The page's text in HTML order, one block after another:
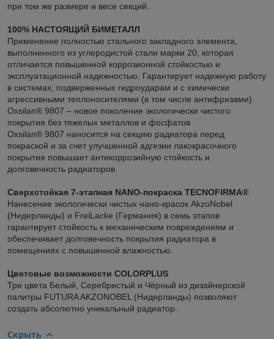
при том же размере и весе секций.
100% НАСТОЯЩИЙ БИМЕТАЛЛ
Применение полностью стального закладного элемента,
выполненного из углеродистой стали марки 20, которая
отличается повышенной коррозионной стойкостью и
эксплуатационной надежностью. Гарантирует надежную работу
в системах, подверженных гидроударам и с химически
агрессивными теплоносителями (в том числе антифризами).
Oxsilan® 9807 – новое поколение экологически чистого
покрытия без тяжелых металлов и фосфатов
Oxsilan® 9807 наносится на секцию радиатора перед
покраской и за счет улучшенной адгезии лакокрасочного
покрытия повышает антикоррозийную стойкость и
долговечность радиаторов.
Сверхстойкая 7-этапная NANO-покраска TECNOFIRMA®
Нанесение экологически чистых нано-красок AkzoNobel
(Нидерланды) и FreiLacke (Германия) в семь этапов
гарантирует стойкость к механическим повреждениям и
обеспечивает долговечность покрытия радиатора в
помещениях с повышенной влажностью.
Цветовые возможности COLORPLUS
Три цвета Белый, Серебристый и Чёрный из дизайнерской
палитры FUTURA AKZONOBEL (Нидерланды) позволяют
создать абсолютно уникальный радиатор.
Скрыть